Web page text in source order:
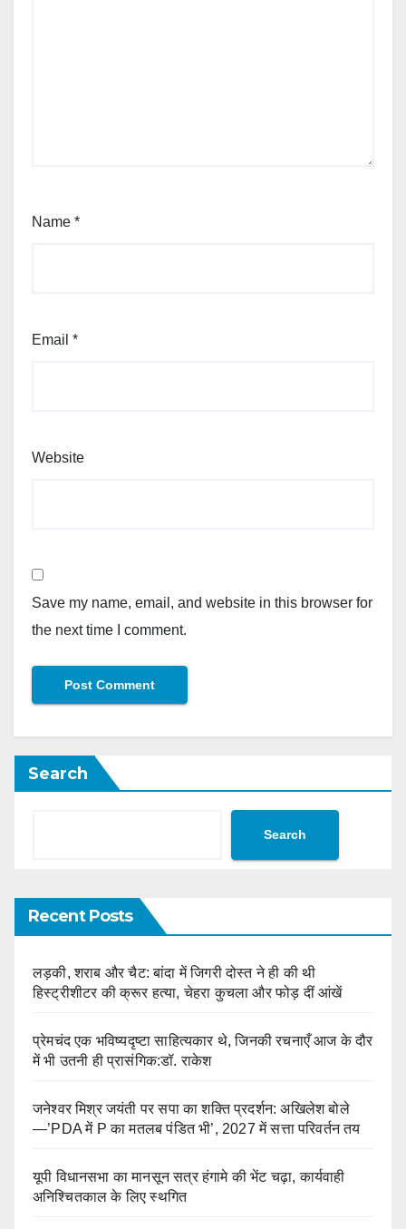
Name *
Email *
Website
Save my name, email, and website in this browser for
the next time I comment.
Search
Search
Recent Posts
लड़की, शराब और चैट: बांदा में जिगरी दोस्त ने ही की थी
हिस्ट्रीशीटर की क्रूर हत्या, चेहरा कुचला और फोड़ दीं आंखें
प्रेमचंद एक भविष्यदृष्टा साहित्यकार थे, जिनकी रचनाएँ आज के दौर
में भी उतनी ही प्रासंगिक:डॉ. राकेश
जनेश्वर मिश्र जयंती पर सपा का शक्ति प्रदर्शन: अखिलेश बोले
—’PDA में P का मतलब पंडित भी’, 2027 में सत्ता परिवर्तन तय
यूपी विधानसभा का मानसून सत्र हंगामे की भेंट चढ़ा, कार्यवाही
अनिश्चितकाल के लिए स्थगित